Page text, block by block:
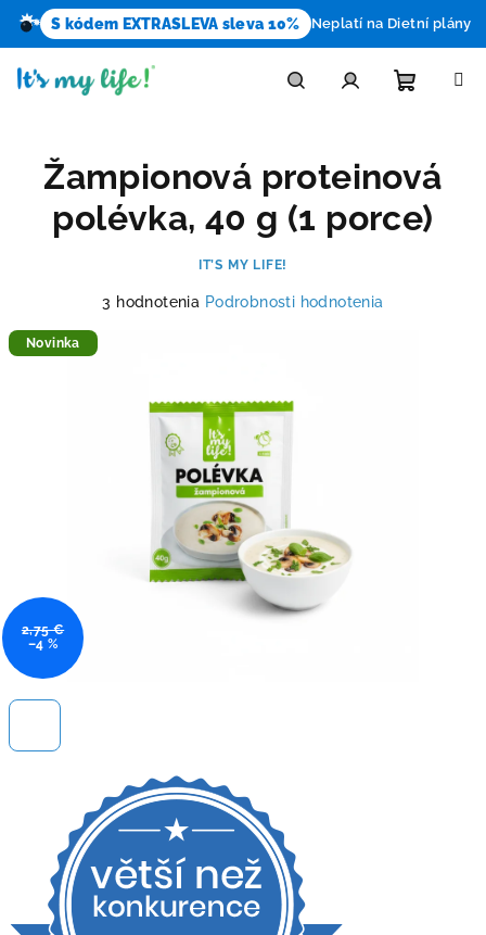
S kódem EXTRASLEVA sleva 10% Neplatí na Dietní plány
košík
Žampionová proteinová
polévka, 40 g (1 porce)
IT’S MY LIFE!
produktu
3 hodnotenia Podrobnosti hodnotenia
Novinka
2,75 €
–4 %